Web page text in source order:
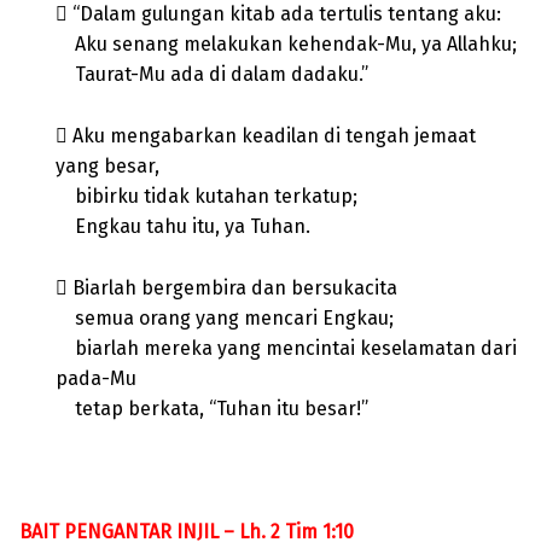
 “Dalam gulungan kitab ada tertulis tentang aku:
Aku senang melakukan kehendak-Mu, ya Allahku;
Taurat-Mu ada di dalam dadaku.”
 Aku mengabarkan keadilan di tengah jemaat
yang besar,
bibirku tidak kutahan terkatup;
Engkau tahu itu, ya Tuhan.
 Biarlah bergembira dan bersukacita
semua orang yang mencari Engkau;
biarlah mereka yang mencintai keselamatan dari
pada-Mu
tetap berkata, “Tuhan itu besar!”
BAIT PENGANTAR INJIL – Lh. 2 Tim 1:10